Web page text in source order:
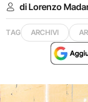
di Lorenzo
TAG ARCHIVI